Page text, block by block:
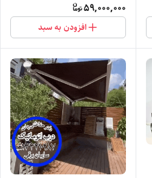
59,000,000
افزودن به سبد